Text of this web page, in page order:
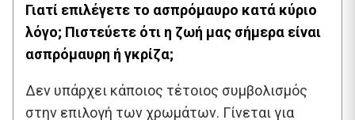
Γιατί επιλέγετε το ασπρόμαυρο κατά κύριο
λόγο; Πιστεύετε ότι η ζωή μας σήμερα είναι
ασπρόμαυρη ή γκρίζα;
Δεν υπάρχει κάποιος τέτοιος συμβολισμός
στην επιλογή των χρωμάτων. Γίνεται για